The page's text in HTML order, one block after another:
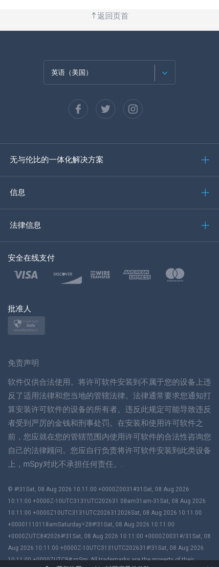
返回页首
英语（美国）
西班牙语
德语
土耳其语
波兰文
ภาษาไทย
简体中文
丹麦语
हिंदी
עברית
无与伦比的一体化解决方案
信息
法律信息
安全在线支付
批准人
免责声明
软件仅供合法使用。将许可软件安装到不属于您的设备上违
反了适用法律和您当地的管辖法律。法律通常要求您通知打
算安装许可软件的设备的所有者。违反此规定可能导致违反
者受到严厉的金钱和刑事处罚。在安装和使用许可软件之
前，您应就在您的管辖范围内使用许可软件的合法性咨询您
自己的法律顾问。您应自行负责将许可软件安装到此类设备
上，mSpy对此不承担任何责任。.
© #!31Sat, 08 Aug 2026 10:11:00 +0000Z0031#31Sat, 08 Aug 2026
10:11:00 +0000Z-10UTC3131UTC202631 08am31am-31Sat, 08 Aug 2026
10:11:00 +0000Z10UTC3131UTC2026312026Sat, 08 Aug 2026 10:11:00
+00001110118amSaturday=28#!31Sat, 08 Aug 2026 10:11:00
+0000ZUTC8#2026#!31Sat, 08 Aug 2026 10:11:00 +0000Z0031#/31Sat, 08
Aug 2026 10:11:00 +0000Z-10UTC3131UTC202631#!31Sat, 08 Aug 2026
10:11:00 +0000ZUTC8# mSpy. All trademarks are the property of their